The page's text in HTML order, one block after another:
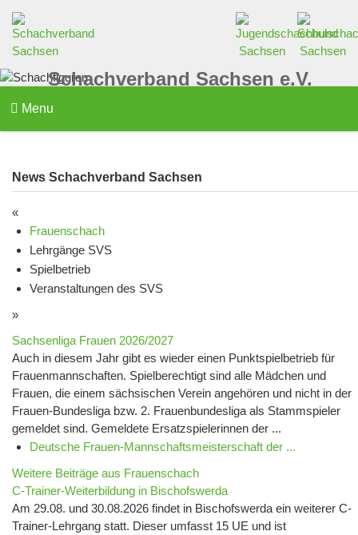
Schachverband Sachsen e.V.
Menu
News Schachverband Sachsen
«
Frauenschach
Lehrgänge SVS
Spielbetrieb
Veranstaltungen des SVS
»
Sachsenliga Frauen 2026/2027
Auch in diesem Jahr gibt es wieder einen Punktspielbetrieb für
Frauenmannschaften. Spielberechtigt sind alle Mädchen und
Frauen, die einem sächsischen Verein angehören und nicht in der
Frauen-Bundesliga bzw. 2. Frauenbundesliga als Stammspieler
gemeldet sind. Gemeldete Ersatzspielerinnen der ...
Deutsche Frauen-Mannschaftsmeisterschaft der ...
Weitere Beiträge aus Frauenschach
C-Trainer-Weiterbildung in Bischofswerda
Am 29.08. und 30.08.2026 findet in Bischofswerda ein weiterer C-
Trainer-Lehrgang statt. Dieser umfasst 15 UE und ist